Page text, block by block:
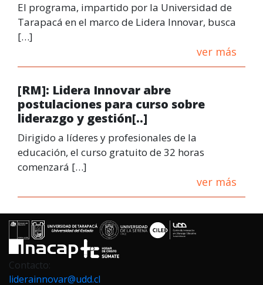
El programa, impartido por la Universidad de
Tarapacá en el marco de Lidera Innovar, busca
[…]
ver más
[RM]: Lidera Innovar abre
postulaciones para curso sobre
liderazgo y gestión[..]
Dirigido a líderes y profesionales de la
educación, el curso gratuito de 32 horas
comenzará […]
ver más
Contacto:
liderainnovar@udd.cl